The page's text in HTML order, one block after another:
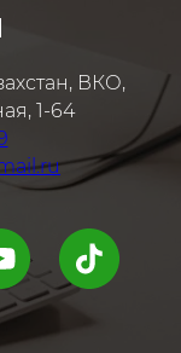
ВКО,
1-64